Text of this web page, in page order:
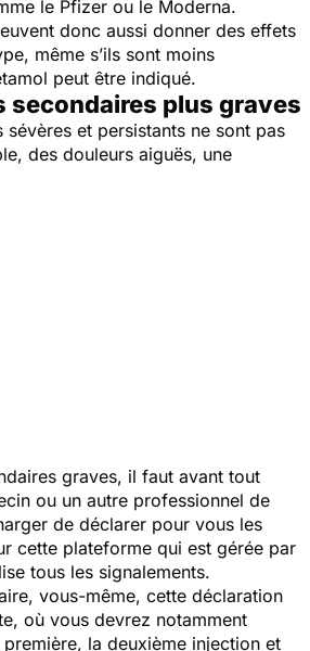
le Pfizer ou le Moderna.
donc aussi donner des effets
même s’ils sont moins
peut être indiqué.
secondaires plus graves
sévères et persistants ne sont pas
des douleurs aiguës, une
graves, il faut avant tout
ou un autre professionnel de
de déclarer pour vous les
cette plateforme qui est gérée par
tous les signalements.
vous-même, cette déclaration
où vous devrez notamment
première, la deuxième injection et